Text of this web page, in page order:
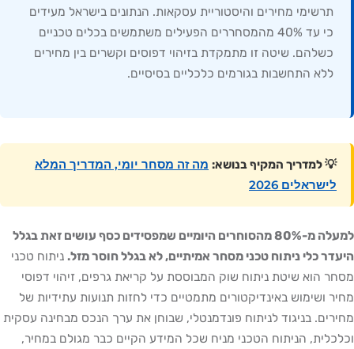
תרשימי מחירים והיסטוריית עסקאות. הנתונים בישראל מעידים
כי עד 40% מהמסחררים הפעילים משתמשים בכלים טכניים
כשלהם. שיטה זו מתמקדת בזיהוי דפוסים וקשרים בין מחירים
ללא התחשבות בגורמים כלכליים בסיסיים.
💡 למדריך המקיף בנושא: מה זה מסחר יומי, המדריך המלא
לישראלים 2026
למעלה מ-80% מהסוחרים היומיים שמפסידים כסף עושים זאת בגלל
היעדר כלי ניתוח טכני מסחר אמיתיים, לא בגלל חוסר מזל. ניתוח טכני
מסחר הוא שיטת ניתוח שוק המבוססת על קריאת גרפים, זיהוי דפוסי
מחיר ושימוש באינדיקטורים מתמטיים כדי לחזות תנועות עתידיות של
מחירים. בניגוד לניתוח פונדמנטלי, שבוחן את ערך הנכס מבחינה עסקית
וכלכלית, הניתוח הטכני מניח שכל המידע הקיים כבר מגולם במחיר,